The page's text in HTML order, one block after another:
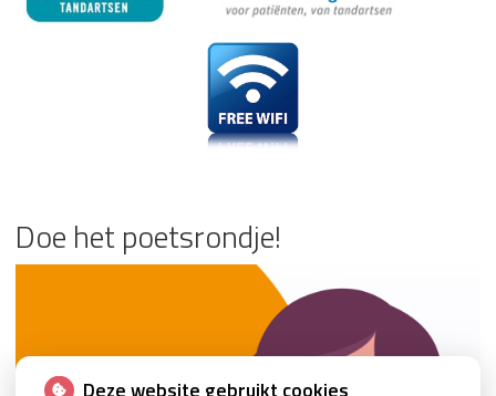
Doe het poetsrondje!
Deze website gebruikt cookies